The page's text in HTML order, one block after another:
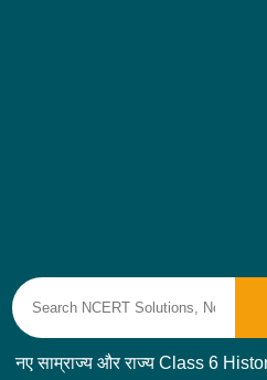
नए साम्राज्य और राज्य Class 6